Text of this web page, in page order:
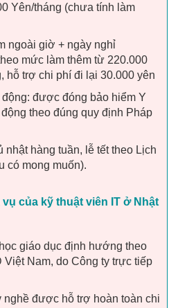
Yên/tháng (chưa tính làm
ngoài giờ + ngày nghỉ
mức làm thêm từ 220.000
hỗ trợ chi phí đi lại 30.000 yên
được đóng bảo hiểm Y
theo đúng quy định Pháp
nhật hàng tuần, lễ tết theo Lịch
có mong muốn).
của kỹ thuật viên IT ở Nhật
giáo dục định hướng theo
Nam, do Công ty trực tiếp
nghề được hỗ trợ hoàn toàn chi